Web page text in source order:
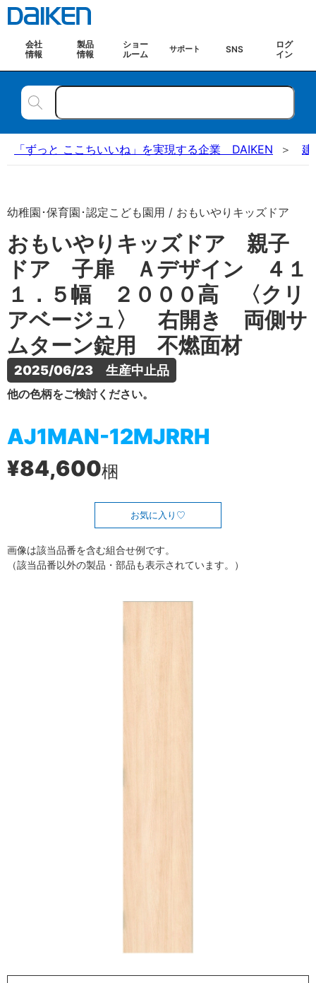
会社
情報
製品
情報
ショー
ルーム
サポート SNS
ログ
イン
「ずっと ここちいいね」を実現する企業 DAIKEN 建
幼稚園･保育園･認定こども園用 / おもいやりキッズドア
おもいやりキッズドア 親子
ドア 子扉 Ａデザイン ４１
１．５幅 ２０００高 〈クリ
アベージュ〉 右開き 両側サ
ムターン錠用 不燃面材
2025/06/23　生産中止品
他の色柄をご検討ください。
AJ1MAN-12MJRRH
¥84,600梱
お気に入り
画像は該当品番を含む組合せ例です。
（該当品番以外の製品・部品も表示されています。）